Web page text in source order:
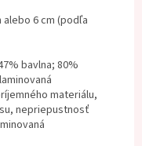
alebo 6 cm (podľa
bavlna; 80%
materiálu,
nepriepustnosť